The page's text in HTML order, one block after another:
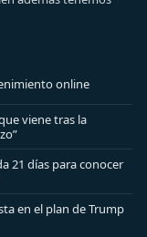
online
viene tras la
21 días para conocer
en el plan de Trump